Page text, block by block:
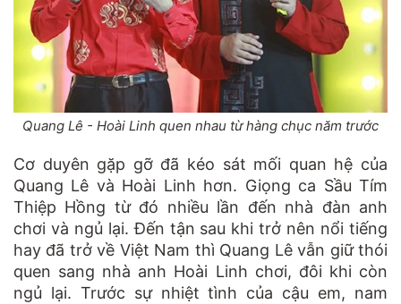
Quang Lê - Hoài Linh quen nhau từ hàng chục năm trước
Cơ duyên gặp gỡ đã kéo sát mối quan hệ của
Quang Lê và Hoài Linh hơn. Giọng ca Sầu Tím
Thiệp Hồng từ đó nhiều lần đến nhà đàn anh
chơi và ngủ lại. Đến tận sau khi trở nên nổi tiếng
hay đã trở về Việt Nam thì Quang Lê vẫn giữ thói
quen sang nhà anh Hoài Linh chơi, đôi khi còn
ngủ lại. Trước sự nhiệt tình của cậu em, nam